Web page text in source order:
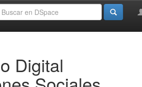
Digital